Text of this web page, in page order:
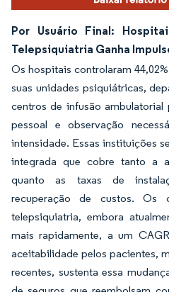
Por Usuário Final:
Telepsiquiatria Ganha
Os hospitais controlaram
suas unidades psiquiátricas,
centros de infusão ambulatorial
pessoal e observação
intensidade. Essas instituições
integrada que cobre tanto a
quanto as taxas de
recuperação de custos. Os
telepsiquiatria, embora
mais rapidamente, a um
aceitabilidade pelos pacientes,
recentes, sustenta essa